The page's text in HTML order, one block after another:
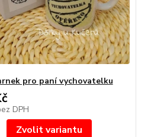
pro paní vychovatelku
DPH
Zvolit variantu